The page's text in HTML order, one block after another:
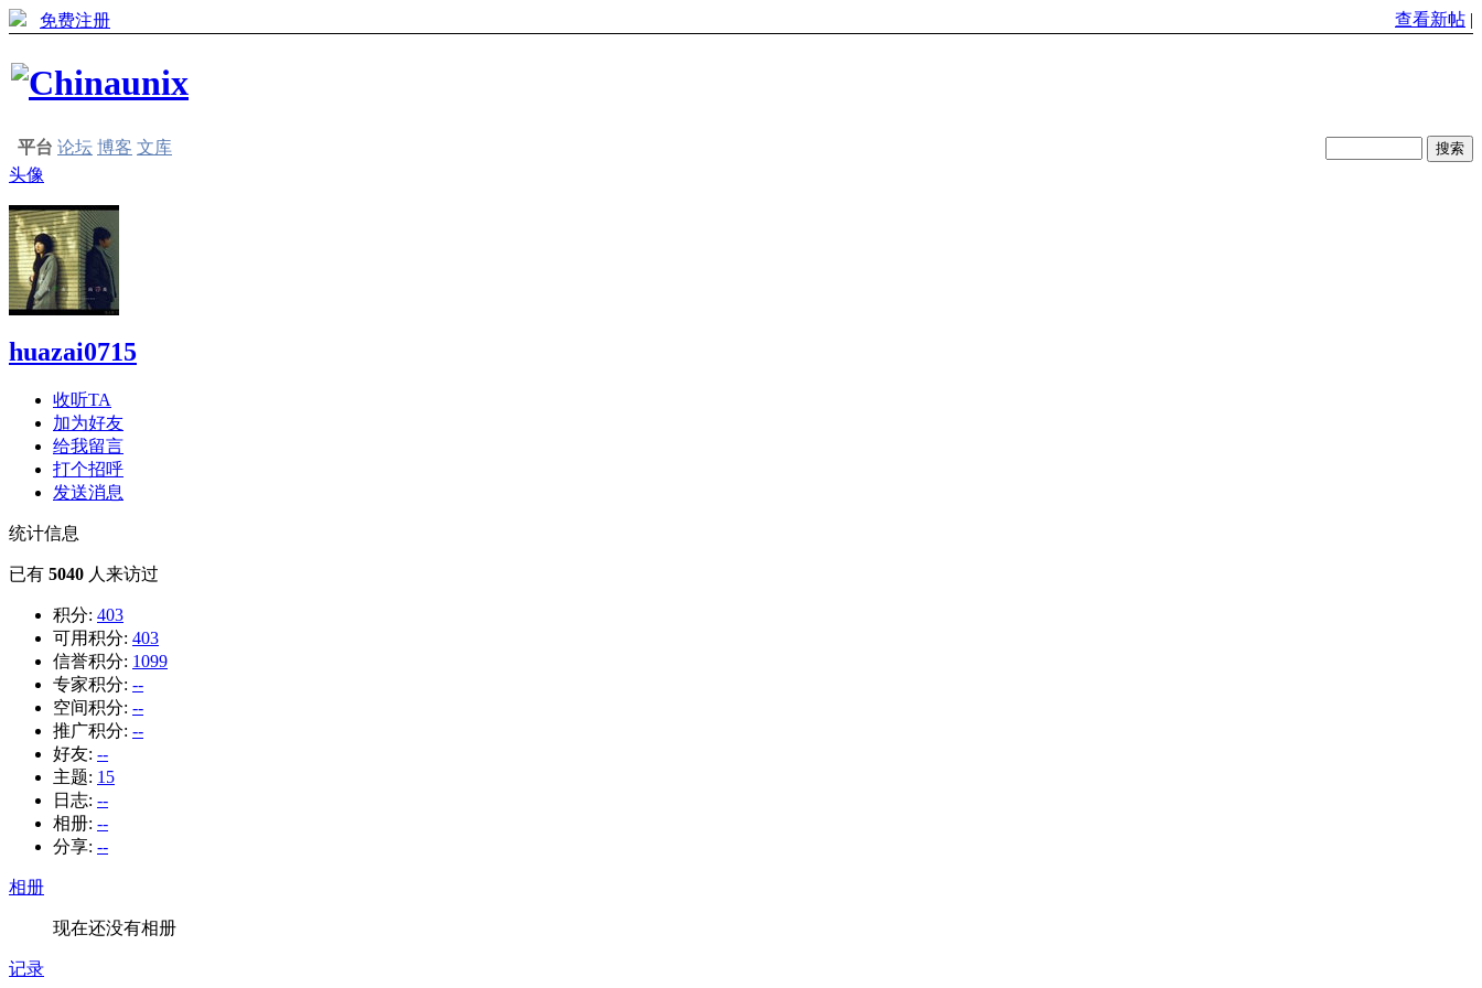
免费注册 查看新帖 |
平台 论坛 博客 文库
头像
huazai0715
收听TA
加为好友
给我留言
打个招呼
发送消息
统计信息
已有 5040 人来访过
积分: 403
可用积分: 403
信誉积分: 1099
专家积分: --
空间积分: --
推广积分: --
好友: --
主题: 15
日志: --
相册: --
分享: --
相册
现在还没有相册
记录